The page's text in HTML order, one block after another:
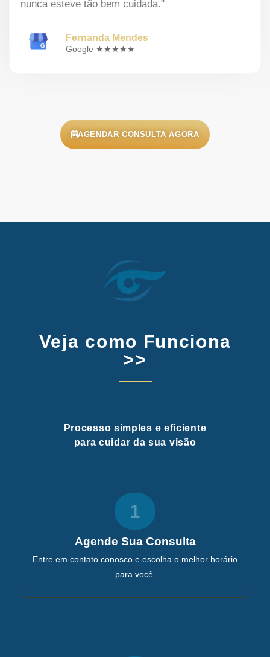
nunca esteve tão bem cuidada."
Fernanda Mendes
Google ★★★★★
AGENDAR CONSULTA AGORA
Veja como Funciona
>>
Processo simples e eficiente
para cuidar da sua visão
1
Agende Sua Consulta
Entre em contato conosco e escolha o melhor horário
para você.